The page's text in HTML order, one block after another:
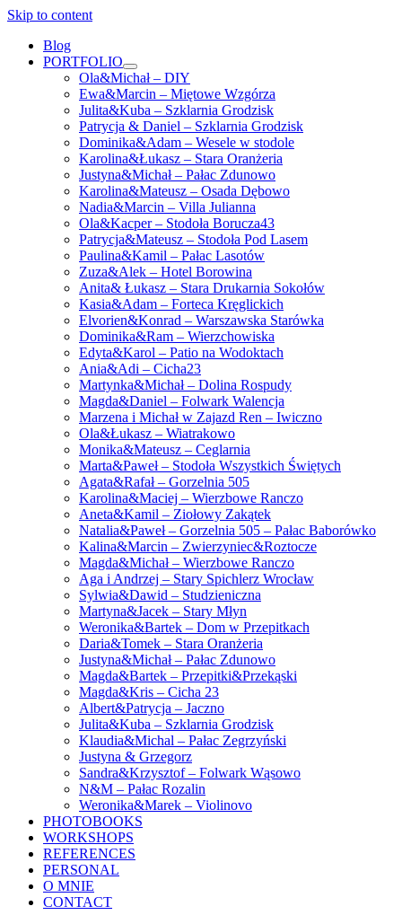
Skip to content
Blog
PORTFOLIO
open
menu
Ola&Michał – DIY
Ewa&Marcin – Miętowe Wzgórza
Julita&Kuba – Szklarnia Grodzisk
Patrycja & Daniel – Szklarnia Grodzisk
Dominika&Adam – Wesele w stodole
Karolina&Łukasz – Stara Oranżeria
Justyna&Michał – Pałac Zdunowo
Karolina&Mateusz – Osada Dębowo
Nadia&Marcin – Villa Julianna
Ola&Kacper – Stodoła Borucza43
Patrycja&Mateusz – Stodoła Pod Lasem
Paulina&Kamil – Pałac Lasotów
Zuza&Alek – Hotel Borowina
Anita& Łukasz – Stara Drukarnia Sokołów
Kasia&Adam – Forteca Kręglickich
Elvorien&Konrad – Warszawska Starówka
Dominika&Ram – Wierzchowiska
Edyta&Karol – Patio na Wodoktach
Ania&Adi – Cicha23
Martynka&Michał – Dolina Rospudy
Magda&Daniel – Folwark Walencja
Marzena i Michał w Zajazd Ren – Iwiczno
Ola&Łukasz – Wiatrakowo
Monika&Mateusz – Ceglarnia
Marta&Paweł – Stodoła Wszystkich Świętych
Agata&Rafał – Gorzelnia 505
Karolina&Maciej – Wierzbowe Ranczo
Aneta&Kamil – Ziołowy Zakątek
Natalia&Paweł – Gorzelnia 505 – Pałac Baborówko
Kalina&Marcin – Zwierzyniec&Roztocze
Magda&Michał – Wierzbowe Ranczo
Aga i Andrzej – Stary Spichlerz Wrocław
Sylwia&Dawid – Studzieniczna
Martyna&Jacek – Stary Młyn
Weronika&Bartek – Dom w Przepitkach
Daria&Tomek – Stara Oranżeria
Justyna&Michał – Pałac Zdunowo
Magda&Bartek – Przepitki&Przekąski
Magda&Kris – Cicha 23
Albert&Patrycja – Jaczno
Julita&Kuba – Szklarnia Grodzisk
Klaudia&Michal – Pałac Zegrzyński
Justyna & Grzegorz
Sandra&Krzysztof – Folwark Wąsowo
N&M – Pałac Rozalin
Weronika&Marek – Violinovo
PHOTOBOOKS
WORKSHOPS
REFERENCES
PERSONAL
O MNIE
CONTACT